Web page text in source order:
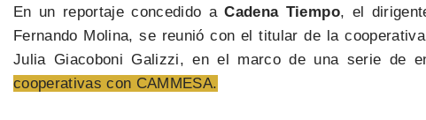
En un reportaje concedido aCadena Tiempo, el
Fernando Molina, se reunió con el titular de la
Julia Giacoboni Galizzi, en el marco de una serie de
cooperativas con CAMMESA.